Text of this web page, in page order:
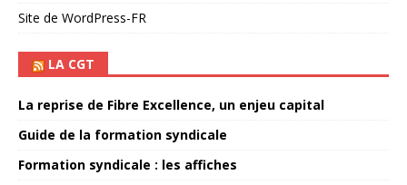
Site de WordPress-FR
LA CGT
La reprise de Fibre Excellence, un enjeu capital
Guide de la formation syndicale
Formation syndicale : les affiches